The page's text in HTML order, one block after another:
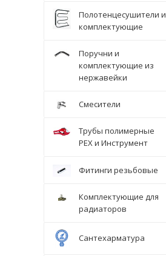
Полотенцесушители и
комплектующие
Поручни и
комплектующие из
нержавейки
Смесители
Трубы полимерные
PEX и Инструмент
Фитинги резьбовые
Комплектующие для
радиаторов
Сантехарматура